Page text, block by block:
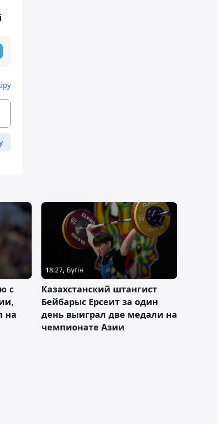
с
на
18:27, Бүгін
Казахстанский штангист
Бейбарыс Ерсеит за один
день выиграл две медали на
чемпионате Азии